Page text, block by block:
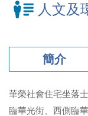
人文及
簡介
華榮社會住宅坐落
臨華光街、西側臨